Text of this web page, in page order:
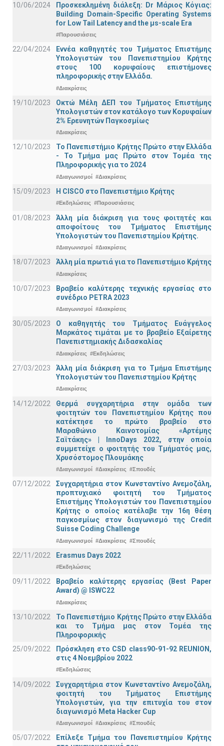
10/06/2024
Προσκεκλημένη διάλεξη: Dr Μάριος Κόγιας:
Building Domain-Specific Operating Systems
for Low Tail Latency and the μs-scale Era
#Παρουσιάσεις
22/04/2024
Εννέα καθηγητές του Τμήματος Επιστήμης
Υπολογιστών του Πανεπιστημίου Κρήτης
στους 100 κορυφαίους επιστήμονες
πληροφορικής στην Ελλάδα.
#Διακρίσεις
19/10/2023
Οκτώ Μέλη ΔΕΠ του Τμήματος Επιστήμης
Υπολογιστών στον κατάλογο των Κορυφαίων
2% Ερευνητών Παγκοσμίως
#Διακρίσεις
12/10/2023
Το Πανεπιστήμιο Κρήτης Πρώτο στην Ελλάδα
- Το Τμήμα μας Πρώτο στον Τομέα της
Πληροφορικής για το 2024
#Διαγωνισμοί #Διακρίσεις
15/09/2023 Η CISCO στο Πανεπιστήμιο Κρήτης
#Εκδηλώσεις #Παρουσιάσεις
01/08/2023
Άλλη μία διάκριση για τους φοιτητές και
αποφοίτους του Τμήματος Επιστήμης
Υπολογιστών του Πανεπιστημίου Κρήτης.
#Διαγωνισμοί #Διακρίσεις
18/07/2023 Άλλη μία πρωτιά για το Πανεπιστήμιο Κρήτης
#Διακρίσεις
10/07/2023
Βραβείο καλύτερης τεχνικής εργασίας στο
συνέδριο PETRA 2023
#Διαγωνισμοί #Διακρίσεις
30/05/2023
Ο καθηγητής του Τμήματος Ευάγγελος
Μαρκάτος τιμάται με το βραβείο Εξαίρετης
Πανεπιστημιακής Διδασκαλίας
#Διακρίσεις #Εκδηλώσεις
27/03/2023
Άλλη μία διάκριση για το Τμήμα Επιστήμης
Υπολογιστών του Πανεπιστημίου Κρήτης
#Διακρίσεις
14/12/2022
Θερμά συγχαρητήρια στην ομάδα των
φοιτητών του Πανεπιστημίου Κρήτης που
κατέκτησε το πρώτο βραβείο στο
Μαραθώνιο Καινοτομίας «Αρτέμης
Σαϊτάκης» | InnoDays 2022, στην οποία
συμμετείχε ο φοιτητής του Τμήματός μας,
Χρυσόστομος Πλουμάκης
#Διαγωνισμοί #Διακρίσεις #Σπουδές
07/12/2022
Συγχαρητήρια στον Κωνσταντίνο Ανεμοζάλη,
προπτυχιακό φοιτητή του Τμήματος
Επιστήμης Υπολογιστών του Πανεπιστημίου
Κρήτης ο οποίος κατέλαβε την 16η θέση
παγκοσμίως στον διαγωνισμό της Credit
Suisse Coding Challenge
#Διαγωνισμοί #Διακρίσεις #Σπουδές
22/11/2022 Erasmus Days 2022
#Εκδηλώσεις
09/11/2022
Βραβείο καλύτερης εργασίας (Best Paper
Award) @ ISWC22
#Διακρίσεις
13/10/2022
Το Πανεπιστήμιο Κρήτης Πρώτο στην Ελλάδα
και το Τμήμα μας στον Τομέα της
Πληροφορικής
25/09/2022
Πρόσκληση στο CSD class90-91-92 REUNION,
στις 4 Νοεμβρίου 2022
#Εκδηλώσεις
14/09/2022
Συγχαρητήρια στον Κωνσταντίνο Ανεμοζάλη,
φοιτητή του Τμήματος Επιστήμης
Υπολογιστών, για την επιτυχία του στον
διαγωνισμό Meta Hacker Cup
#Διαγωνισμοί #Διακρίσεις #Σπουδές
05/07/2022
Επίλεξε Τμήμα του Πανεπιστημίου Κρήτης